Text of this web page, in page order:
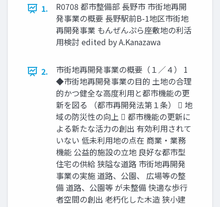
1.
R0708 都市整備部 長野市 市街地再開
発事業の概要 長野駅前B-1地区市街地
再開発事業 もんぜんぷら座敷地の利活
用検討 edited by A.Kanazawa
2.
市街地再開発事業の概要（１／４） 1
◆市街地再開発事業の目的 土地の合理
的かつ健全な高度利用と都市機能の更
新を図る （都市再開発法第１条）  地
域の防災性の向上  都市機能の更新に
よる新たな活力の創出 有効利用されて
いない 低未利用地の点在 商業・業務
機能 公益的施設の立地 良好な都市型
住宅の供給 狭隘な道路 市街地再開発
事業の実施 道路、公園、 広場等の整
備 道路、公園等 が未整備 快適な歩行
者空間の創出 老朽化した木造 狭小建